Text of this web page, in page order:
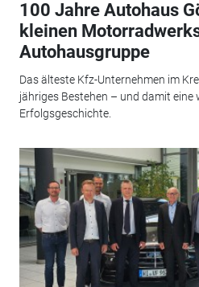
100 Jahre Autohaus
kleinen
Autohausgruppe
Das älteste Kfz-Unternehmen im
jähriges Bestehen – und damit
Erfolgsgeschichte.